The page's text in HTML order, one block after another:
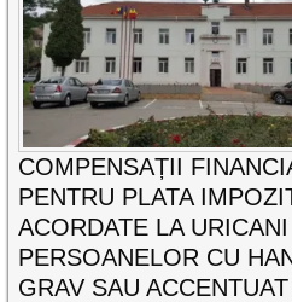
COMPENSAȚII
PENTRU PLATA
ACORDATE LA URICANI
PERSOANELOR CU
GRAV SAU